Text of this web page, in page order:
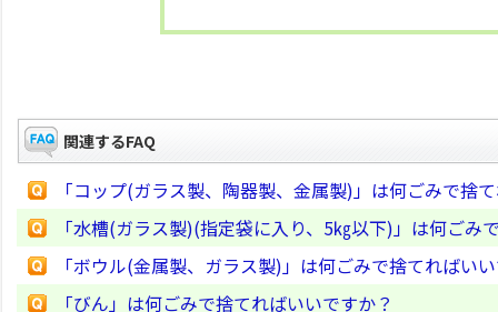
関連するFAQ
「コップ(ガラス製、陶器製、金属製)」は何ごみで捨
「水槽(ガラス製)(指定袋に入り、5㎏以下)」は何ごみ
「ボウル(金属製、ガラス製)」は何ごみで捨てればい
「びん」は何ごみで捨てればいいですか？